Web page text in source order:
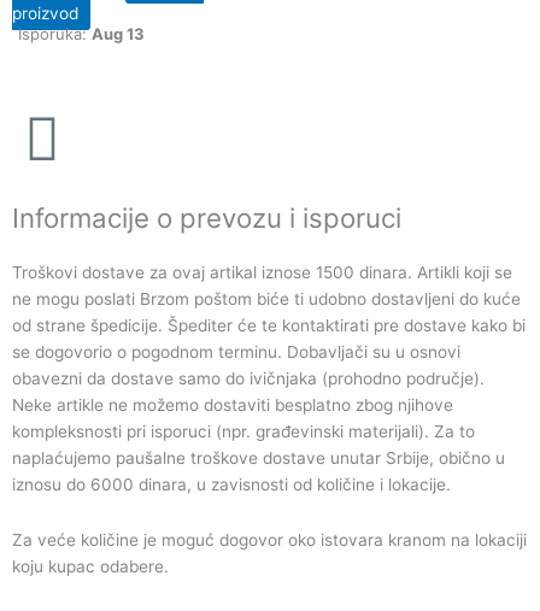
proizvod
Isporuka:Aug 13
Informacije o prevozu i isporuci
Troškovi dostave za ovaj artikal iznose 1500 dinara. Artikli koji se
ne mogu poslati Brzom poštom biće ti udobno dostavljeni do kuće
od strane špedicije. Špediter će te kontaktirati pre dostave kako bi
se dogovorio o pogodnom terminu. Dobavljači su u osnovi
obavezni da dostave samo do ivičnjaka (prohodno područje).
Neke artikle ne možemo dostaviti besplatno zbog njihove
kompleksnosti pri isporuci (npr. građevinski materijali). Za to
naplaćujemo paušalne troškove dostave unutar Srbije, obično u
iznosu do 6000 dinara, u zavisnosti od količine i lokacije.
Za veće količine je moguć dogovor oko istovara kranom na lokaciji
koju kupac odabere.